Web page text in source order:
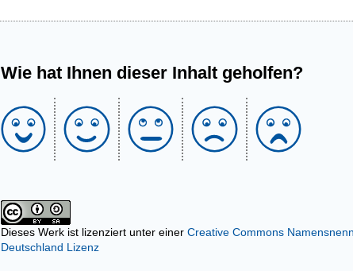
Wie hat Ihnen dieser Inhalt geholfen?
Dieses Werk ist lizenziert unter einer Creative Commons
Deutschland Lizenz